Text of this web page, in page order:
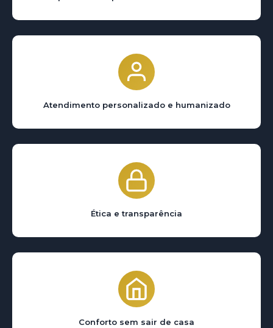
Atendimento personalizado e humanizado
Ética e transparência
Conforto sem sair de casa